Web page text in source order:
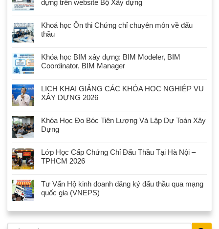
dựng trên website Bộ Xây dựng
Khoá học Ôn thi Chứng chỉ chuyên môn về đấu
thầu
Khóa học BIM xây dựng: BIM Modeler, BIM
Coordinator, BIM Manager
LỊCH KHAI GIẢNG CÁC KHÓA HỌC NGHIỆP VỤ
XÂY DỰNG 2026
Khóa Học Đo Bóc Tiên Lượng Và Lập Dự Toán Xây
Dựng
Lớp Học Cấp Chứng Chỉ Đấu Thầu Tại Hà Nội –
TPHCM 2026
Tư Vấn Hộ kinh doanh đăng ký đấu thầu qua mạng
quốc gia (VNEPS)